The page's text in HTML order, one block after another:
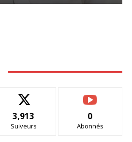
3,913
Suiveurs
0
Abonnés